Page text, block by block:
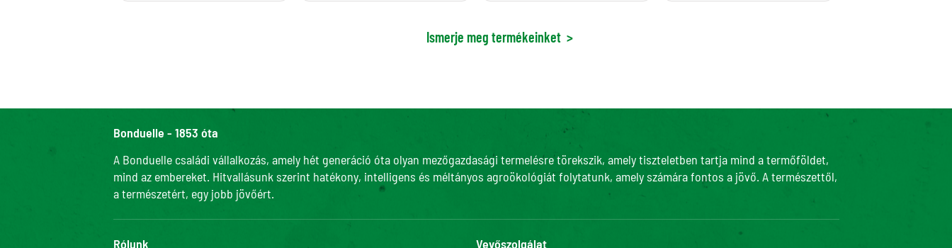
Ismerje meg termékeinket >
Bonduelle - 1853 óta
A Bonduelle családi vállalkozás, amely hét generáció óta olyan mezőgazdasági termelésre törekszik, amely tiszteletben tartja mind a termőföldet,
mind az embereket. Hitvallásunk szerint hatékony, intelligens és méltányos agroökológiát folytatunk, amely számára fontos a jövő. A természettől,
a természetért, egy jobb jövőért.
Rólunk Vevőszolgálat